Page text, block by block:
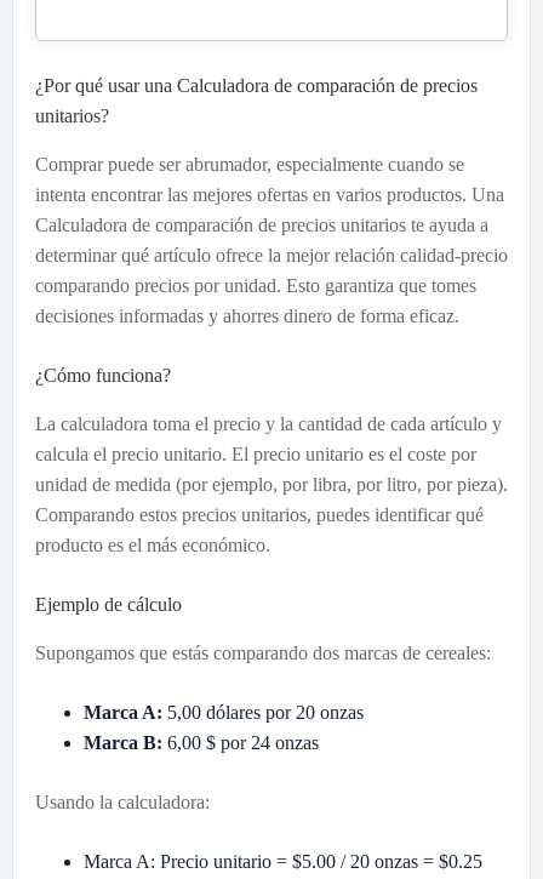
¿Por qué usar una Calculadora de comparación de precios
unitarios?
Comprar puede ser abrumador, especialmente cuando se
intenta encontrar las mejores ofertas en varios productos. Una
Calculadora de comparación de precios unitarios te ayuda a
determinar qué artículo ofrece la mejor relación calidad-precio
comparando precios por unidad. Esto garantiza que tomes
decisiones informadas y ahorres dinero de forma eficaz.
¿Cómo funciona?
La calculadora toma el precio y la cantidad de cada artículo y
calcula el precio unitario. El precio unitario es el coste por
unidad de medida (por ejemplo, por libra, por litro, por pieza).
Comparando estos precios unitarios, puedes identificar qué
producto es el más económico.
Ejemplo de cálculo
Supongamos que estás comparando dos marcas de cereales:
Marca A: 5,00 dólares por 20 onzas
Marca B: 6,00 $ por 24 onzas
Usando la calculadora:
Marca A: Precio unitario = $5.00 / 20 onzas = $0.25